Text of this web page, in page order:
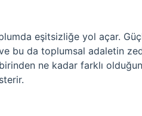
eşitsizliğe yol açar.
bu da toplumsal adaletin
ne kadar farklı